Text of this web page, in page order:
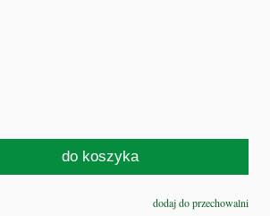
do koszyka
dodaj do przechowalni